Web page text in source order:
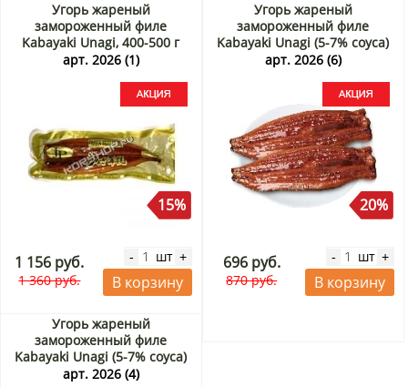
Угорь жареный
замороженный филе
Kabayaki Unagi, 400-500 г
Акция
арт. 2026 (1)
15%
1 156 руб.
1 360 руб.
- шт +
В корзину
Угорь жареный
замороженный филе
Kabayaki Unagi (5-7% соуса)
200-300 г Акция
арт. 2026 (6)
20%
696 руб.
870 руб.
- шт +
В корзину
Угорь жареный
замороженный филе
Kabayaki Unagi (5-7% соуса)
300-400 г Акция
арт. 2026 (4)